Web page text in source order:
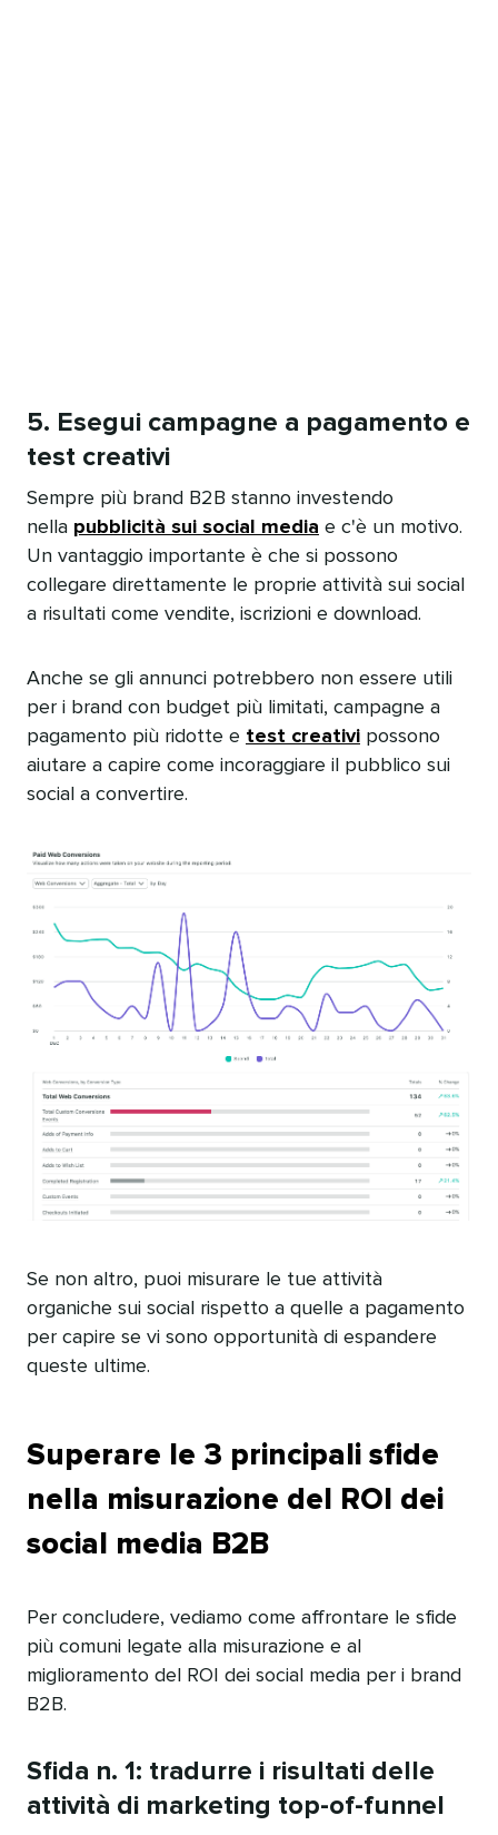
5. Esegui campagne a pagamento e
test creativi​​
Sempre più brand B2B stanno investendo
nella pubblicità sui social media e c'è un motivo.
Un vantaggio importante è che si possono
collegare direttamente le proprie attività sui social
a risultati come vendite, iscrizioni e download.​​
Anche se gli annunci potrebbero non essere utili
per i brand con budget più limitati, campagne a
pagamento più ridotte e test creativipossono
aiutare a capire come incoraggiare il pubblico sui
social a convertire.​​
Se non altro, puoi misurare le tue attività
organiche sui social rispetto a quelle a pagamento
per capire se vi sono opportunità di espandere
queste ultime.​​
Superare le 3 principali sfide
nella misurazione del ROI dei
social media B2B​​
Per concludere, vediamo come affrontare le sfide
più comuni legate alla misurazione e al
miglioramento del ROI dei social media per i brand
B2B.​​
Sfida n. 1: tradurre i risultati delle
attività di marketing top-of-funnel​​